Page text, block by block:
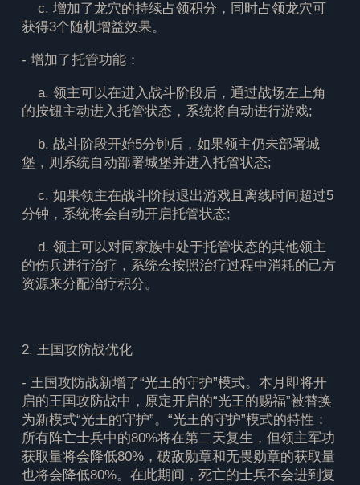
c. 增加了龙穴的持续占领积分，同时占领龙穴可
获得3个随机增益效果。
- 增加了托管功能：
a. 领主可以在进入战斗阶段后，通过战场左上角
的按钮主动进入托管状态，系统将自动进行游戏;
b. 战斗阶段开始5分钟后，如果领主仍未部署城
堡，则系统自动部署城堡并进入托管状态;
c. 如果领主在战斗阶段退出游戏且离线时间超过5
分钟，系统将会自动开启托管状态;
d. 领主可以对同家族中处于托管状态的其他领主
的伤兵进行治疗，系统会按照治疗过程中消耗的己方
资源来分配治疗积分。
2. 王国攻防战优化
- 王国攻防战新增了“光王的守护”模式。本月即将开
启的王国攻防战中，原定开启的“光王的赐福”被替换
为新模式“光王的守护”。“光王的守护”模式的特性：
所有阵亡士兵中的80%将在第二天复生，但领主军功
获取量将会降低80%，破敌勋章和无畏勋章的获取量
也将会降低80%。在此期间，死亡的士兵不会进到复